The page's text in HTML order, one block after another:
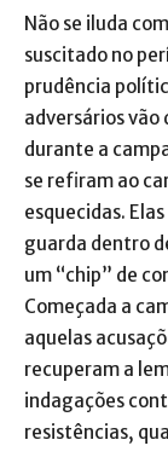
Não se iluda
suscitado no
prudência
adversários
durante a
se refiram ao
esquecidas.
guarda dentro
um “chip” de
Começada a
aquelas
recuperam a
indagações
resistências,